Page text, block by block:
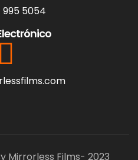
995 5054
Mirrorless Films- 2023